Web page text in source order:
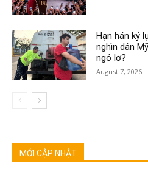
Hạn hán kỷ
nghìn dân
ngó lơ?
August 7, 2026
MỚI CẬP NHẬT